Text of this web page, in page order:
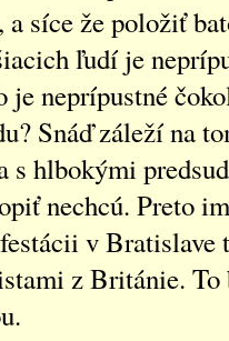
a síce že položiť
ľudí je
je neprípustné
Snáď záleží na
s hlbokými
nechcú. Preto
v Bratislave
z Británie. To